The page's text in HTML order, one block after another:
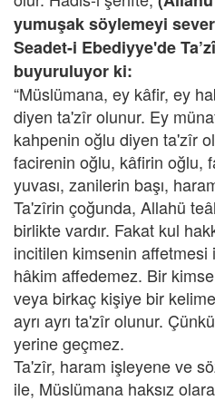
yumuşak söylemeyi
Seadet-i Ebediyye'de
buyuruluyor ki:
“Müslümana, ey kâfir, ey
diyen ta'zîr olunur. Ey
kahpenin oğlu diyen ta'zîr
facirenin oğlu, kâfirin oğlu,
yuvası, zanilerin başı,
Ta'zîrin çoğunda, Allahü
birlikte vardır. Fakat kul
incitilen kimsenin affetmesi
hâkim affedemez. Bir
veya birkaç kişiye bir
ayrı ayrı ta'zîr olunur.
yerine geçmez.
Ta'zîr, haram işleyene ve
ile, Müslümana haksız